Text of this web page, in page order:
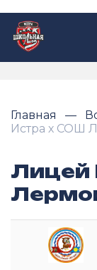
Главная
Истра х СОШ
Лицей